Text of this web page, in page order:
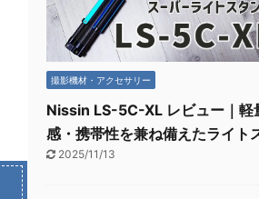
撮影機材・アクセサリー
Nissin LS-5C-XL レビュー｜軽
感・携帯性を兼ね備えたライト
2025/11/13